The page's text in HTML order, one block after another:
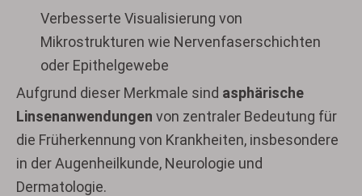
Verbesserte Visualisierung von
Mikrostrukturen wie Nervenfaserschichten
oder Epithelgewebe
Aufgrund dieser Merkmale sind asphärische
Linsenanwendungen von zentraler Bedeutung für
die Früherkennung von Krankheiten, insbesondere
in der Augenheilkunde, Neurologie und
Dermatologie.